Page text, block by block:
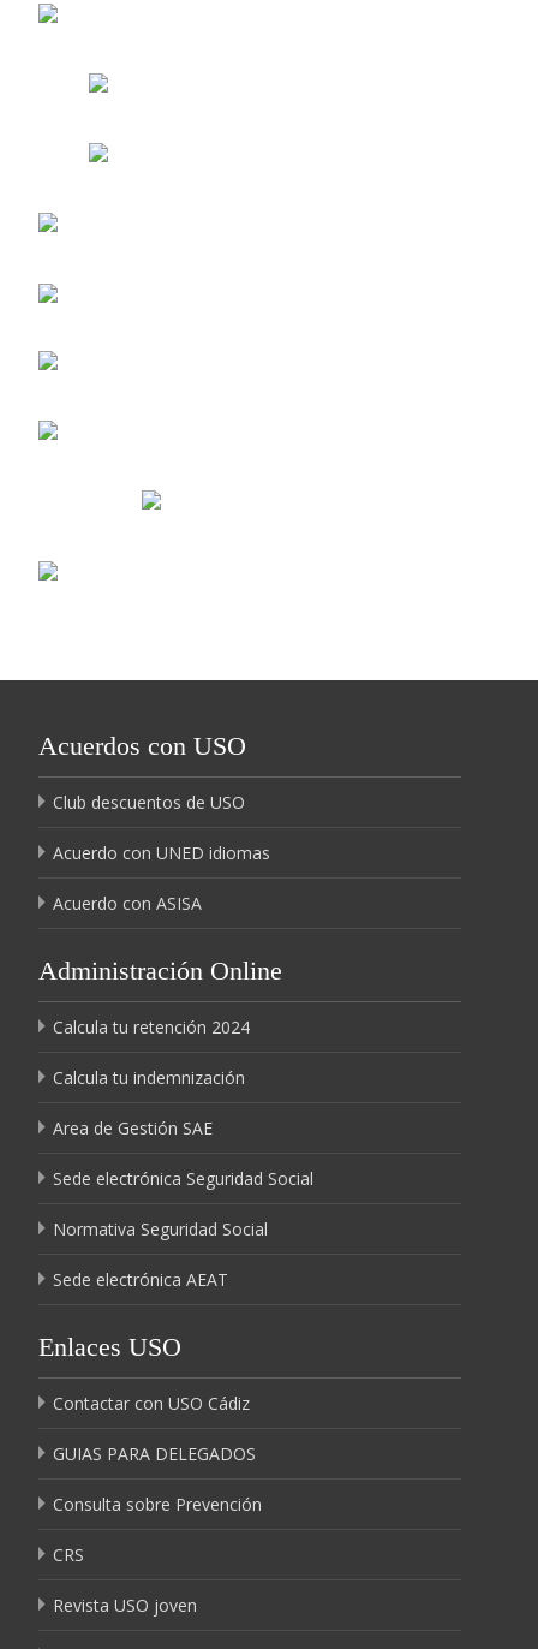
Acuerdos con USO
Club descuentos de USO
Acuerdo con UNED idiomas
Acuerdo con ASISA
Administración Online
Calcula tu retención 2024
Calcula tu indemnización
Area de Gestión SAE
Sede electrónica Seguridad Social
Normativa Seguridad Social
Sede electrónica AEAT
Enlaces USO
Contactar con USO Cádiz
GUIAS PARA DELEGADOS
Consulta sobre Prevención
CRS
Revista USO joven